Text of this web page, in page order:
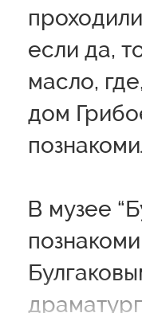
если да,
масло,
дом
В музее